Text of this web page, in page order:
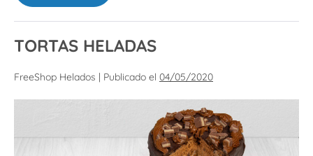
TORTAS HELADAS
FreeShop Helados | Publicado el 04/05/2020